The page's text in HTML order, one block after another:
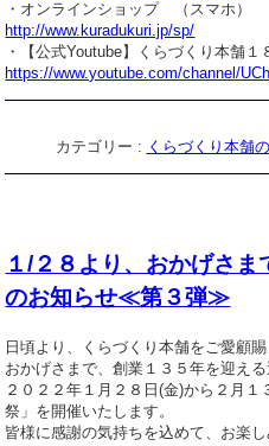
・オンラインショップ （スマホ）
http://www.kuradukuri.jp/sp/
・【公式Youtube】くらづくり本舗１
https://www.youtube.com/channel/
カテゴリー : くらづくり本舗
１/２８より、おかげさ
のお知らせ≪第３弾≫
日頃より、くらづくり本舗をご愛顧
おかげさまで、創業１３５年を迎える
２０２２年１月２８日(金)から２月
祭」を開催いたします。
皆様に感謝の気持ちを込めて、お楽